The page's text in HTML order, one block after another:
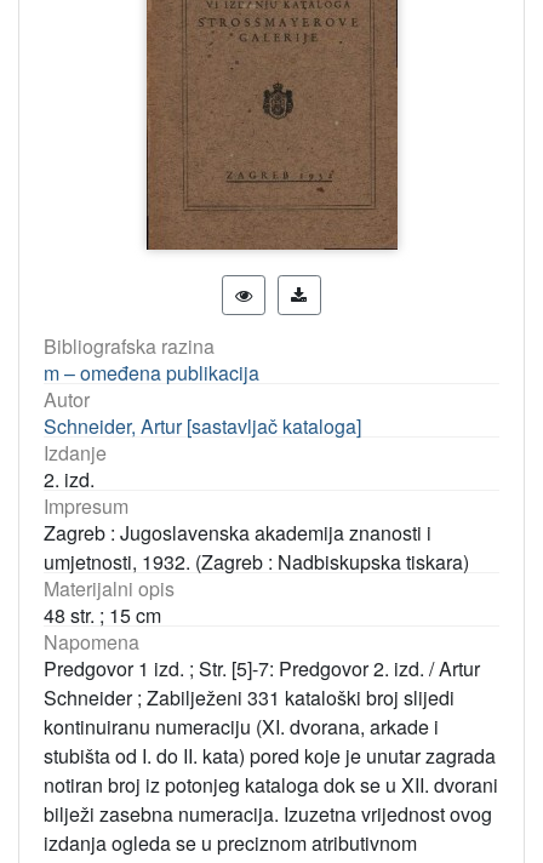
Bibliografska razina
m – omeđena publikacija
Autor
Schneider, Artur [sastavljač kataloga]
Izdanje
2. izd.
Impresum
Zagreb : Jugoslavenska akademija znanosti i
umjetnosti, 1932. (Zagreb : Nadbiskupska tiskara)
Materijalni opis
48 str. ; 15 cm
Napomena
Predgovor 1 izd. ; Str. [5]-7: Predgovor 2. izd. / Artur
Schneider ; Zabilježeni 331 kataloški broj slijedi
kontinuiranu numeraciju (XI. dvorana, arkade i
stubišta od I. do II. kata) pored koje je unutar zagrada
notiran broj iz potonjeg kataloga dok se u XII. dvorani
bilježi zasebna numeracija. Izuzetna vrijednost ovog
izdanja ogleda se u preciznom atributivnom